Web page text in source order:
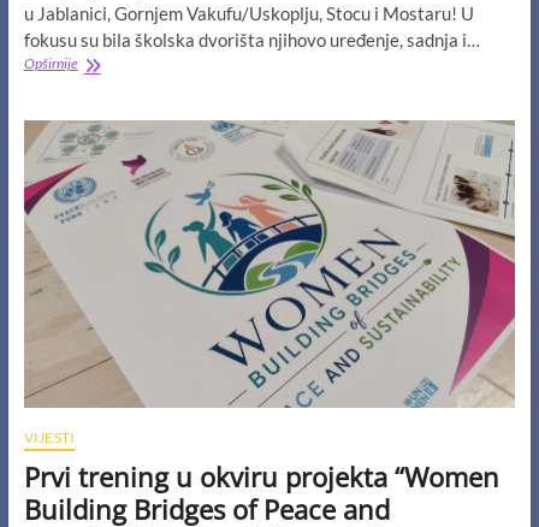
u Jablanici, Gornjem Vakufu/Uskoplju, Stocu i Mostaru! U
fokusu su bila školska dvorišta njihovo uređenje, sadnja i…
OpširnijeZELENE
Jablanici,
Gornjem
Vakufu/Uskoplju,
Stocu
i
VIJESTI
Prvi trening u okviru projekta “Women
Building Bridges of Peace and